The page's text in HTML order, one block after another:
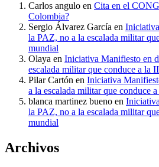
Carlos angulo en Cita en el
Colombia?
Sergio Álvarez García en
la PAZ, no a la escalada militar
mundial
Olaya en Iniciativa Manifiesto en
escalada militar que conduce a la
Pilar Cartón en Iniciativa
a la escalada militar que conduce
blanca martinez bueno en
la PAZ, no a la escalada militar
mundial
Archivos